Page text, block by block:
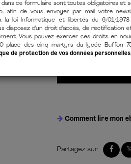
600 Pages
En stock
EBOOK [EPUB + MOBI/
9782379355257
600
après achat
Comment lire mon
dans ce formulaire sont toutes obligatoires et
afin de vous envoyer par mail votre
la loi Informatique et libertés du 6/01/
disposez d'un droit d'accès, de rectification
Vous pouvez exercer ces droits en
place des cinq martyrs du lycée Buffon
de protection de vos données personnelles.